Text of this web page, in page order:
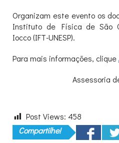
Organizam este evento os
Instituto de Física de São
Iocco (IFT-UNESP).
Para mais informações, clique
Assessoria
Post Views: 458
Compartilhe!